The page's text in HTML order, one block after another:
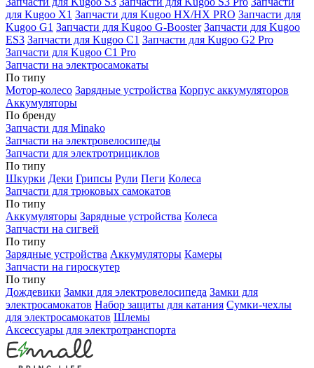
для Kugoo X1 Запчасти для Kugoo HX/HX PRO Запчасти для
Kugoo G1 Запчасти для Kugoo G-Booster Запчасти для Kugoo
ES3 Запчасти для Kugoo C1 Запчасти для Kugoo G2 Pro
Запчасти для Kugoo C1 Pro
Запчасти на электросамокаты
По типу
Мотор-колесо Зарядные устройства Корпус аккумуляторов
Аккумуляторы
По бренду
Запчасти для Minako
Запчасти на электровелосипеды
Запчасти для электротрициклов
По типу
Шкурки Деки Грипсы Рули Пеги Колеса
Запчасти для трюковых самокатов
По типу
Аккумуляторы Зарядные устройства Колеса
Запчасти на сигвей
По типу
Зарядные устройства Аккумуляторы Камеры
Запчасти на гироскутер
По типу
Дождевики Замки для электровелосипеда Замки для
электросамокатов Набор защиты для катания Сумки-чехлы
для электросамокатов Шлемы
Аксессуары для электротранспорта